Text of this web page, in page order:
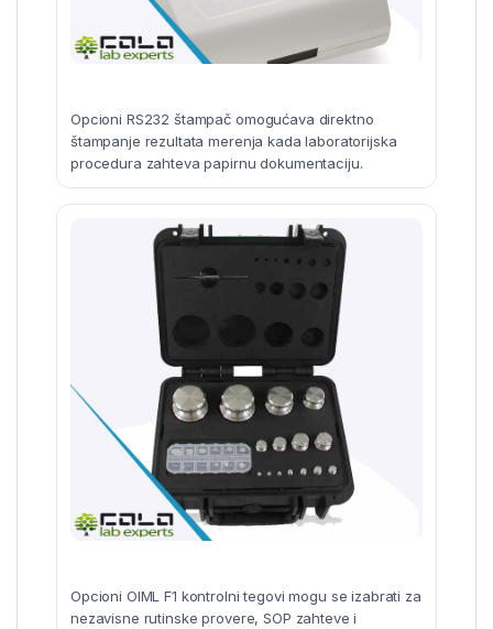
Opcioni RS232 štampač omogućava direktno
štampanje rezultata merenja kada laboratorijska
procedura zahteva papirnu dokumentaciju.
Opcioni OIML F1 kontrolni tegovi mogu se izabrati za
nezavisne rutinske provere, SOP zahteve i